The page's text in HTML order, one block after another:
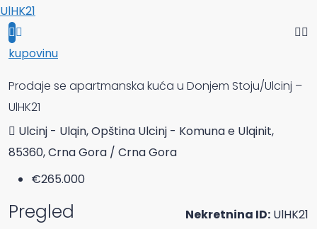
kupovinu
Prodaje se apartmanska kuća u Donjem Stoju/Ulcinj –
UlHK21
Ulcinj - Ulqin, Opština Ulcinj - Komuna e Ulqinit,
85360, Crna Gora / Crna Gora
€265.000
Pregled Nekretnina ID: UlHK21